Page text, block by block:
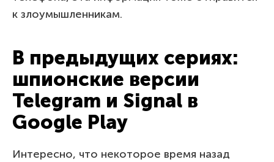
к злоумышленникам.
В предыдущих сериях:
шпионские версии
Telegram и Signal в
Google Play
Интересно, что некоторое время назад